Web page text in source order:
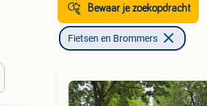
Bewaar je zoekopdracht
Fietsen en Brommers